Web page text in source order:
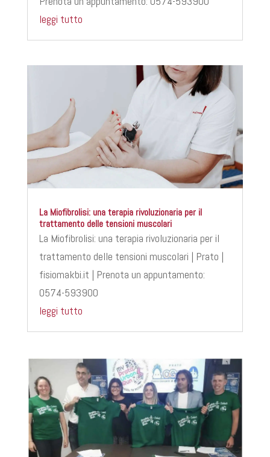
leggi tutto
La Miofibrolisi: una terapia rivoluzionaria per il
trattamento delle tensioni muscolari
La Miofibrolisi: una terapia rivoluzionaria per il
trattamento delle tensioni muscolari | Prato |
fisiomakbi.it | Prenota un appuntamento:
0574-593900
leggi tutto